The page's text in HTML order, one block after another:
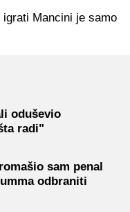
Mancini je samo
oduševio
radi"
sam penal
odbraniti